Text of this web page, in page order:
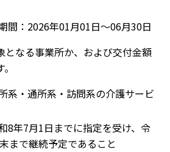
間：2026年01月01日〜06月30日
となる事業所か、および交付金額
系・通所系・訪問系の介護サービ
8年7月1日までに指定を受け、令
まで継続予定であること